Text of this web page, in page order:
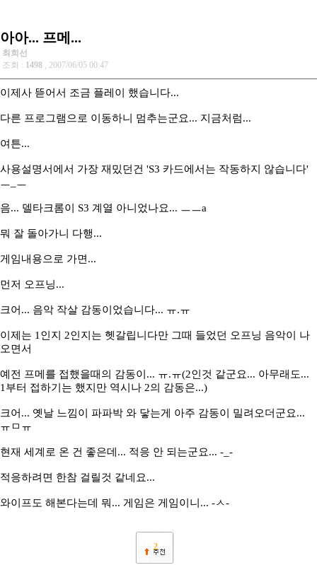
아아... 프메...
최희선
조회 : 1498 , 2007/06/05 00:47
이제사 뜯어서 조금 플레이 했습니다...
다른 프로그램으로 이동하니 멈추는군요... 지금처럼...
여튼...
사용설명서에서 가장 재밌던건 'S3 카드에서는 작동하지 않습니다'
ㅡ_ㅡ
음... 델타크롬이 S3 계열 아니었나요... ㅡㅡa
뭐 잘 돌아가니 다행...
게임내용으로 가면...
먼저 오프닝...
크어... 음악 작살 감동이었습니다... ㅠ.ㅠ
이제는 1인지 2인지는 헷갈립니다만 그때 들었던 오프닝 음악이 나
오면서
예전 프메를 접했을때의 감동이... ㅠ.ㅠ(2인것 같군요... 아무래도...
1부터 접하기는 했지만 역시나 2의 감동은...)
크어... 옛날 느낌이 파파박 와 닿는게 아주 감동이 밀려오더군요...
ㅠㅁㅠ
현재 세계로 온 건 좋은데... 적응 안 되는군요... -_-
적응하려면 한참 걸릴것 같네요...
와이프도 해본다는데 뭐... 게임은 게임이니... -ㅅ-
2